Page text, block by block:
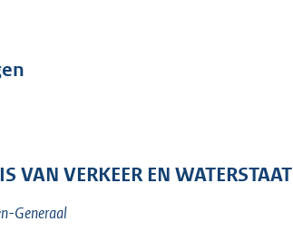
g
t
e
VAN VERKEER EN WATERSTAAT
Generaal